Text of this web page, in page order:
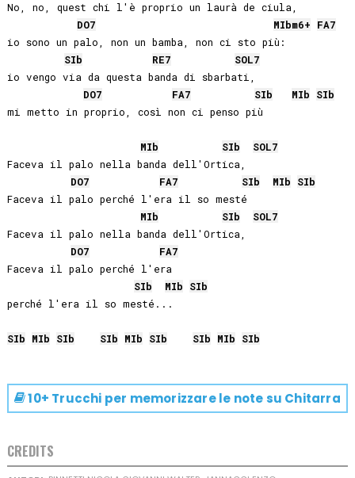
No, no, quest chi l'è proprio un laurà de ciula,
DO7 MIbm6+ FA7
io sono un palo, non un bamba, non ci sto più:
SIb
RE7 SOL7
io vengo via da questa banda di sbarbati,
DO7 FA7 SIb MIb
SIb
mi metto in proprio, così non ci penso più
MIb SIb SOL7
Faceva il palo nella banda dell'Ortica,
DO7 FA7 SIb MIb
SIb
Faceva il palo perché l'era il so mesté
MIb
SIb SOL7
Faceva il palo nella banda dell'Ortica,
DO7 FA7
Faceva il palo perché l'era
SIb
MIb
SIb
perché l'era il so mesté...
SIb MIb SIb SIb MIb SIb SIb MIb SIb
10+ Trucchi per memorizzare le note su Chitarra
CREDITS